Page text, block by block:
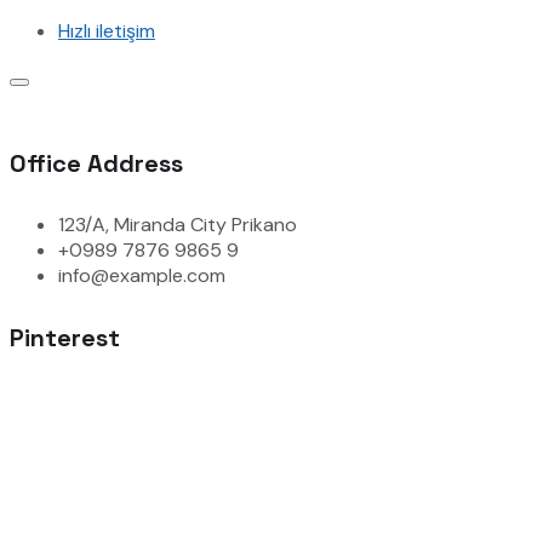
Hızlı iletişim
Office Address
123/A, Miranda City Prikano
+0989 7876 9865 9
info@example.com
Pinterest